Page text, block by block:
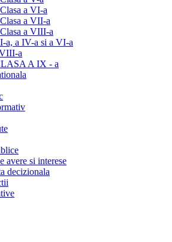
a VI-a
a VII-a
a VIII-a
a, a IV-a si a VI-a
a
A IX - a
avere si interese
decizionala